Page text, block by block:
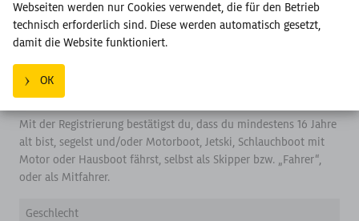
Webseiten werden nur Cookies verwendet, die für den Betrieb
technisch erforderlich sind. Diese werden automatisch gesetzt,
damit die Website funktioniert.
OK
Registriere dich jetzt beim ADAC
Skipper Club!
Mit der Registrierung bestätigst du, dass du mindestens 16 Jahre
alt bist, segelst und/oder Motorboot, Jetski, Schlauchboot mit
Motor oder Hausboot fährst, selbst als Skipper bzw. „Fahrer“,
oder als Mitfahrer.
Geschlecht